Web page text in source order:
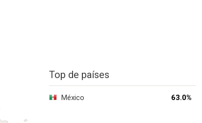
Top de países
México 63.0%